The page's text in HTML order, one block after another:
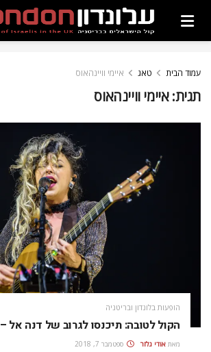
עמוד הבית טאג איימי וויינהאוס
תגית:איימי וויינהאוס
הופעות בלונדון ובריטניה
הקול לטובה: תיכנסו לגרוב של דנה אל – Dana Elle
מאת אודי גלזר ספטמבר 7, 2018